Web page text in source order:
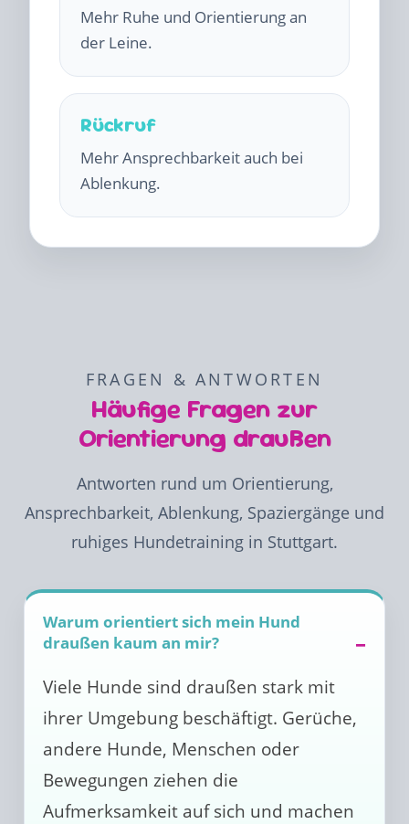
Mehr Ruhe und Orientierung an
der Leine.
Rückruf
Mehr Ansprechbarkeit auch bei
Ablenkung.
FRAGEN & ANTWORTEN
Häufige Fragen zur
Orientierung draußen
Antworten rund um Orientierung,
Ansprechbarkeit, Ablenkung, Spaziergänge und
ruhiges Hundetraining in Stuttgart.
Warum orientiert sich mein Hund
draußen kaum an mir?
Viele Hunde sind draußen stark mit
ihrer Umgebung beschäftigt. Gerüche,
andere Hunde, Menschen oder
Bewegungen ziehen die
Aufmerksamkeit auf sich und machen